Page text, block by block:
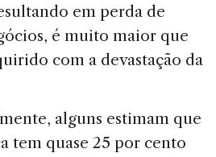
em perda de
é muito maior que
com a devastação da
alguns estimam que
tem quase 25 por cento